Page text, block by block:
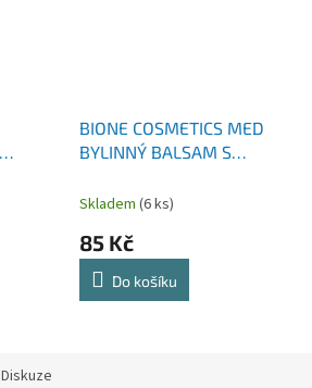
BIONE COSMETICS MED
BYLINNÝ BALSAM S
ML
Skladem (6 ks)
85 Kč
Do košíku
Diskuze